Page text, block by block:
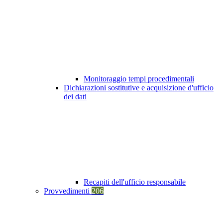
Monitoraggio tempi procedimentali
Dichiarazioni sostitutive e acquisizione d'ufficio
dei dati
Recapiti dell'ufficio responsabile
Provvedimenti 206